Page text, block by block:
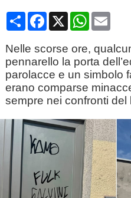
CondividiFacebook
X WhatsApp
Email
Nelle scorse ore,
pennarello la porta
parolacce e un simbolo
erano comparse
sempre nei confronti del